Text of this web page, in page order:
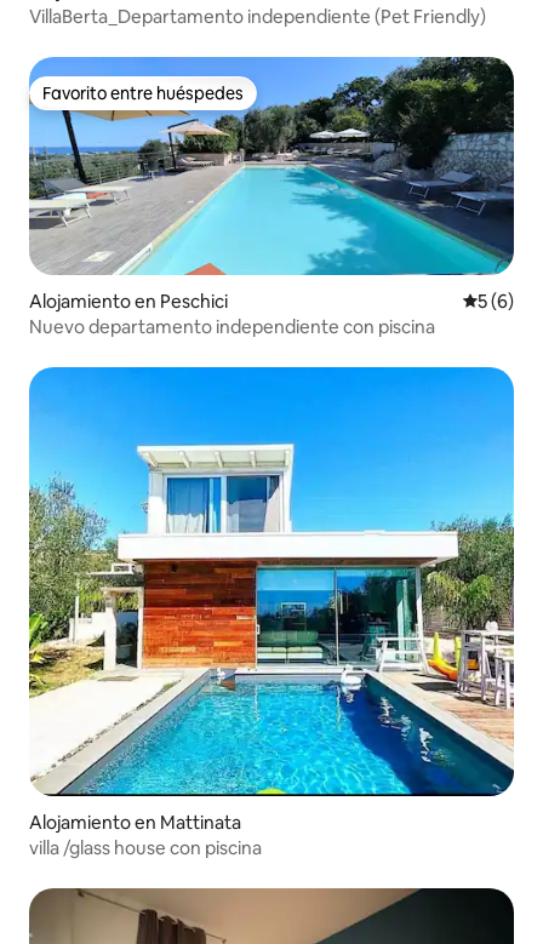
VillaBerta_Departamento independiente (Pet Friendly)
Favorito entre huéspedes
Favorito entre huéspedes
Alojamiento en Peschici
5 (6)
Nuevo departamento independiente con piscina
Alojamiento en Mattinata
villa /glass house con piscina